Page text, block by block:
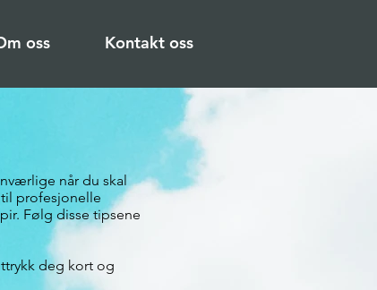
oss Kontakt oss
når du skal
profesjonelle
Følg disse tipsene
deg kort og